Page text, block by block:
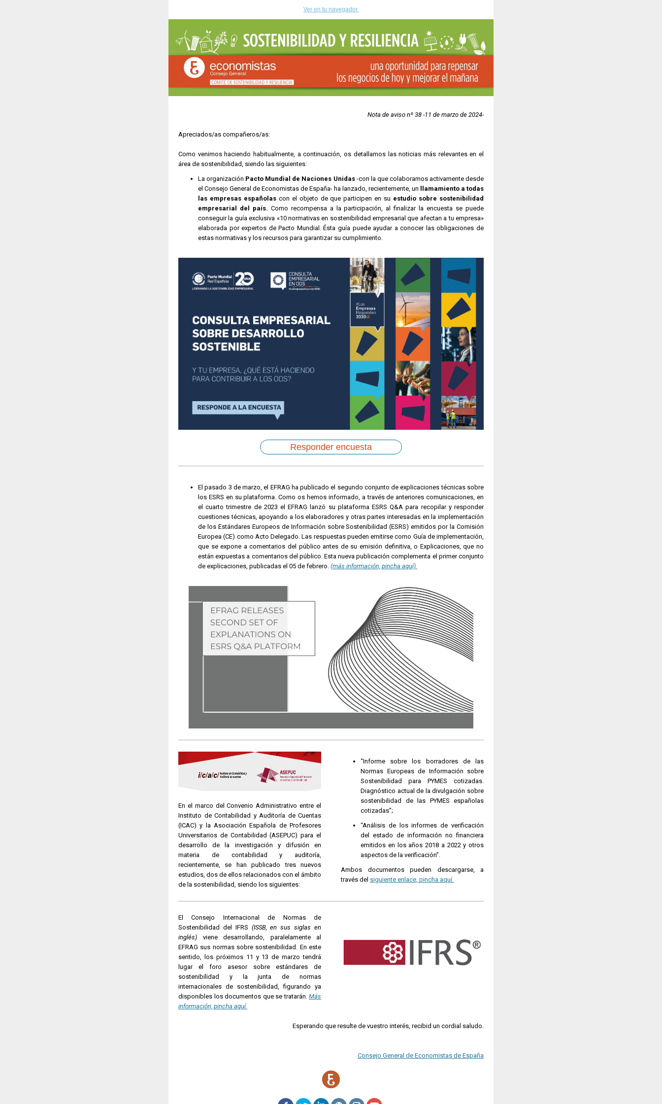
Ver en tu navegador.
Nota de aviso nº 38 -11 de marzo de 2024-
Apreciados/as compañeros/as:
Como venimos haciendo habitualmente, a continuación, os detallamos las noticias más relevantes en el
área de sostenibilidad, siendo las siguientes:
La organización Pacto Mundial de Naciones Unidas-con la que colaboramos activamente desde
el Consejo General de Economistas de España- ha lanzado, recientemente, un llamamiento a todas
las empresas españolascon el objeto de que participen en su estudio sobre sostenibilidad
empresarial del país. Como recompensa a la participación, al finalizar la encuesta se puede
conseguir la guía exclusiva «10 normativas en sostenibilidad empresarial que afectan a tu empresa»
elaborada por expertos de Pacto Mundial. Ésta guía puede ayudar a conocer las obligaciones de
estas normativas y los recursos para garantizar su cumplimiento.
Responder encuesta
El pasado 3 de marzo, el EFRAG ha publicado el segundo conjunto de explicaciones técnicas sobre
los ESRS en su plataforma. Como os hemos informado, a través de anteriores comunicaciones, en
el cuarto trimestre de 2023 el EFRAG lanzó su plataforma ESRS Q&A para recopilar y responder
cuestiones técnicas, apoyando a los elaboradores y otras partes interesadas en la implementación
de los Estándares Europeos de Información sobre Sostenibilidad (ESRS) emitidos por la Comisión
Europea (CE) como Acto Delegado. Las respuestas pueden emitirse como Guía de implementación,
que se expone a comentarios del público antes de su emisión definitiva, o Explicaciones, que no
están expuestas a comentarios del público. Esta nueva publicación complementa el primer conjunto
de explicaciones, publicadas el 05 de febrero. (más información, pincha aquí).
En el marco del Convenio Administrativo entre el
Instituto de Contabilidad y Auditoría de Cuentas
(ICAC) y la Asociación Española de Profesores
Universitarios de Contabilidad (ASEPUC) para el
desarrollo de la investigación y difusión en
materia de contabilidad y auditoría,
recientemente, se han publicado tres nuevos
estudios, dos de ellos relacionados con el ámbito
de la sostenibilidad, siendo los siguientes:
“Informe sobre los borradores de las
Normas Europeas de Información sobre
Sostenibilidad para PYMES cotizadas.
Diagnóstico actual de la divulgación sobre
sostenibilidad de las PYMES españolas
cotizadas”;
“Análisis de los informes de verificación
del estado de información no financiera
emitidos en los años 2018 a 2022 y otros
aspectos de la verificación”.
Ambos documentos pueden descargarse, a
través del siguiente enlace, pincha aquí.
El Consejo Internacional de Normas de
Sostenibilidad del IFRS (ISSB, en sus siglas en
inglés) viene desarrollando, paralelamente al
EFRAG sus normas sobre sostenibilidad. En este
sentido, los próximos 11 y 13 de marzo tendrá
lugar el foro asesor sobre estándares de
sostenibilidad y la junta de normas
internacionales de sostenibilidad, figurando ya
disponibles los documentos que se tratarán. Más
información, pincha aquí.
Esperando que resulte de vuestro interés, recibid un cordial saludo.
Consejo General de Economistas de España